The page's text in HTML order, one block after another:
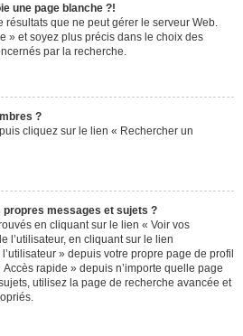
une page blanche ?!
que ne peut gérer le serveur Web.
» et soyez plus précis dans le choix des
par la recherche.
?
cliquez sur le lien « Rechercher un
messages et sujets ?
en cliquant sur le lien « Voir vos
l’utilisateur, en cliquant sur le lien
» depuis votre propre page de profil
rapide » depuis n’importe quelle page
utilisez la page de recherche avancée et